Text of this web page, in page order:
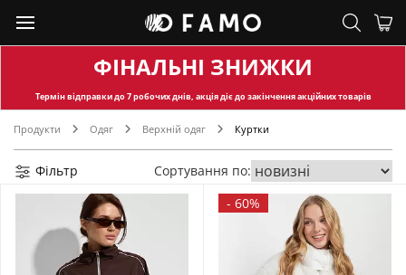
ФІНАЛЬНІ ЗНИЖКИ
Термін відправкидо 7 робочих днів, акція діє до закінчення акційних товарів
Продукти Одяг Верхній одяг Куртки
Фільтр Сортування по:
- 60%